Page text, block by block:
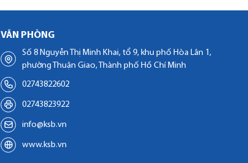
VĂN PHÒNG
Số 8 Nguyễn Thị Minh Khai, tổ 9, khu phố Hòa Lân 1,
phường Thuận Giao, Thành phố Hồ Chí Minh
02743822602
02743823922
info@ksb.vn
www.ksb.vn